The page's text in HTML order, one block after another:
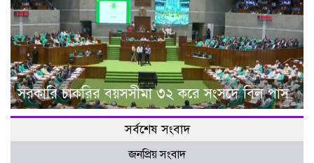
সরকারি চাকরির বয়সসীমা ৩২ করে সংসদে বিল পাস
সর্বশেষ সংবাদ
জনপ্রিয় সংবাদ